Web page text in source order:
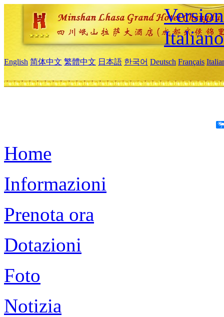
Italiano
English 简体中文 繁體中文 日本語 한국어 Deutsch Français
Home
Informazioni
Prenota ora
Dotazioni
Foto
Notizia